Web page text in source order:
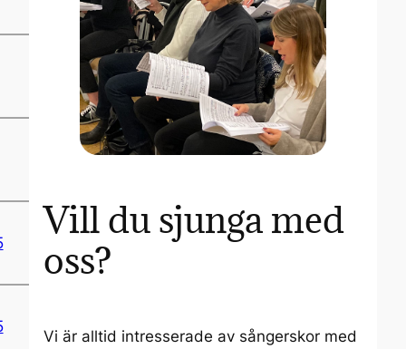
Vill du sjunga med
oss?
Vi är alltid intresserade av sångerskor med